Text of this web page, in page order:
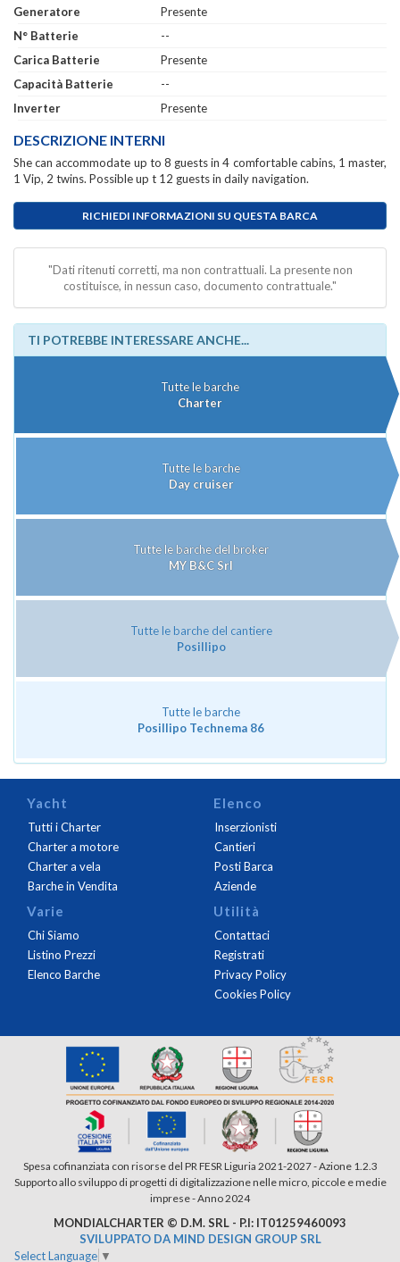
Generatore
Presente
N° Batterie
--
Carica Batterie
Presente
Capacità Batterie
--
Inverter
Presente
DESCRIZIONE INTERNI
She can accommodate up to 8 guests in 4 comfortable cabins, 1 master,
1 Vip, 2 twins. Possible up t 12 guests in daily navigation.
RICHIEDI INFORMAZIONI SU QUESTA BARCA
"Dati ritenuti corretti, ma non contrattuali. La presente non
costituisce, in nessun caso, documento contrattuale."
TI POTREBBE INTERESSARE ANCHE...
Tutte le barche
Charter
Tutte le barche
Day cruiser
Tutte le barche del broker
MY B&C Srl
Tutte le barche del cantiere
Posillipo
Tutte le barche
Posillipo Technema 86
Yacht
Tutti i Charter
Charter a motore
Charter a vela
Barche in Vendita
Elenco
Inserzionisti
Cantieri
Posti Barca
Aziende
Varie
Chi Siamo
Listino Prezzi
Elenco Barche
Utilità
Contattaci
Registrati
Privacy Policy
Cookies Policy
Spesa cofinanziata con risorse del PR FESR Liguria 2021-2027 - Azione 1.2.3
Supporto allo sviluppo di progetti di digitalizzazione nelle micro, piccole e medie
imprese - Anno 2024
MONDIALCHARTER © D.M. SRL - P.I: IT01259460093
SVILUPPATO DA MIND DESIGN GROUP SRL
Select Language ▼